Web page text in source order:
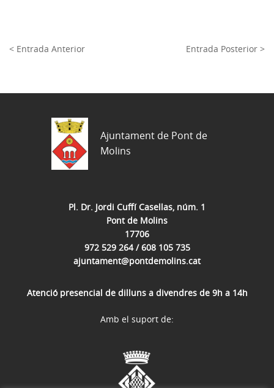
< Entrada Anterior Entrada Posterior >
Pl. Dr. Jordi Cuffí Casellas, núm. 1
Pont de Molins
17706
972 529 264 / 608 105 735
ajuntament@pontdemolins.cat
Atenció presencial de dilluns a divendres de 9h a 14h
Ajuntament de Pont de
Molins
Amb el suport de: